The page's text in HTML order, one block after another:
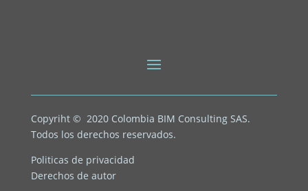
Copyriht © 2020 Colombia BIM Consulting SAS.
Todos los derechos reservados.
Politicas de privacidad
Derechos de autor